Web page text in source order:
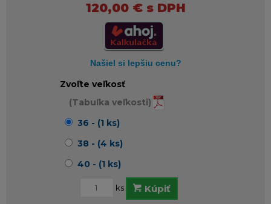
120,00 €s DPH
Zvoľte veľkosť
(Tabuľka veľkosti)
36 - (1 ks)
38 - (4 ks)
40 - (1 ks)
ks Kúpiť